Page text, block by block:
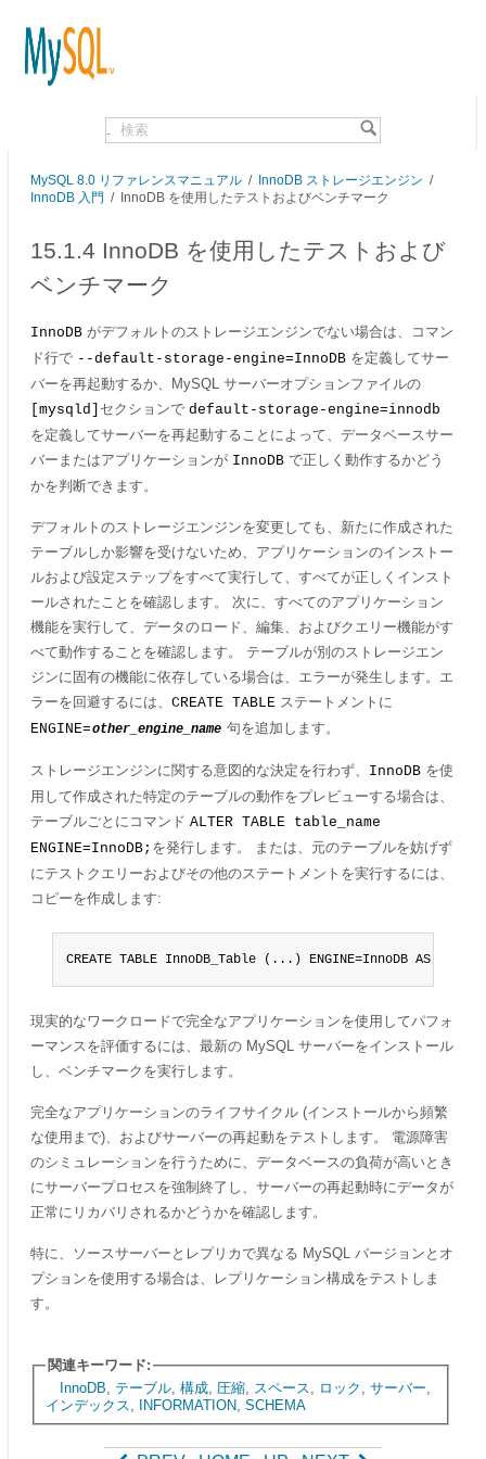
MySQL 8.0 リファレンスマニュアル / InnoDB ストレージエンジン /
InnoDB 入門 / InnoDB を使用したテストおよびベンチマーク
15.1.4 InnoDB を使用したテストおよび
ベンチマーク
InnoDB がデフォルトのストレージエンジンでない場合は、コマン
ド行で --default-storage-engine=InnoDB を定義してサー
バーを再起動するか、MySQL サーバーオプションファイルの
[mysqld] セクションで default-storage-engine=innodb
を定義してサーバーを再起動することによって、データベースサー
バーまたはアプリケーションが InnoDB で正しく動作するかどう
かを判断できます。
デフォルトのストレージエンジンを変更しても、新たに作成された
テーブルしか影響を受けないため、アプリケーションのインストー
ルおよび設定ステップをすべて実行して、すべてが正しくインスト
ールされたことを確認します。 次に、すべてのアプリケーション
機能を実行して、データのロード、編集、およびクエリー機能がす
べて動作することを確認します。 テーブルが別のストレージエン
ジンに固有の機能に依存している場合は、エラーが発生します。エ
ラーを回避するには、 CREATE TABLE ステートメントに
ENGINE=other_engine_name 句を追加します。
ストレージエンジンに関する意図的な決定を行わず、 InnoDB を使
用して作成された特定のテーブルの動作をプレビューする場合は、
テーブルごとにコマンド ALTER TABLE table_name
ENGINE=InnoDB; を発行します。 または、元のテーブルを妨げず
にテストクエリーおよびその他のステートメントを実行するには、
コピーを作成します:
CREATE TABLE InnoDB_Table (...) ENGINE=InnoDB AS
現実的なワークロードで完全なアプリケーションを使用してパフォ
ーマンスを評価するには、最新の MySQL サーバーをインストール
し、ベンチマークを実行します。
完全なアプリケーションのライフサイクル (インストールから頻繁
な使用まで)、およびサーバーの再起動をテストします。 電源障害
のシミュレーションを行うために、データベースの負荷が高いとき
にサーバープロセスを強制終了し、サーバーの再起動時にデータが
正常にリカバリされるかどうかを確認します。
特に、ソースサーバーとレプリカで異なる MySQL バージョンとオ
プションを使用する場合は、レプリケーション構成をテストしま
す。
関連キーワード:
InnoDB
テーブル, 構成, 圧縮, スペース ロック サーバー
インデックス
INFORMATION, SCHEMA